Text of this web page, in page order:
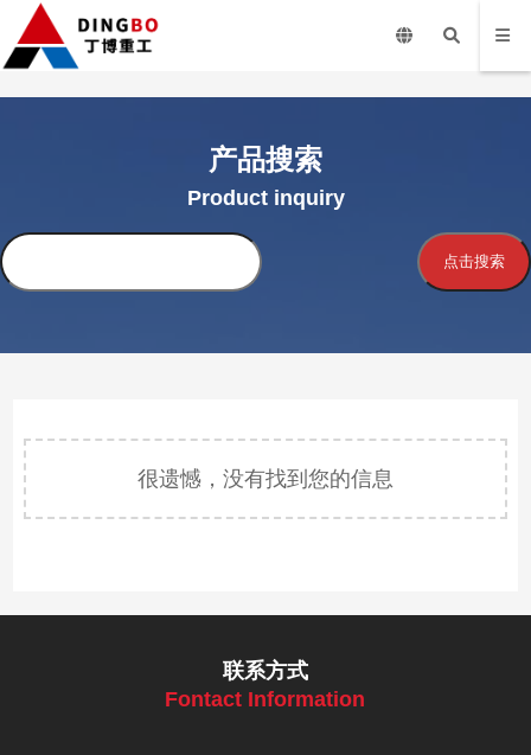
产品搜索
Product inquiry
点击搜索
很遗憾，没有找到您的信息
联系方式
Fontact Information